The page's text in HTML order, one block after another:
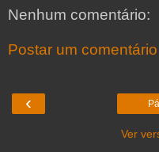
Nenhum comentário:
Postar um comentário
‹
Ver